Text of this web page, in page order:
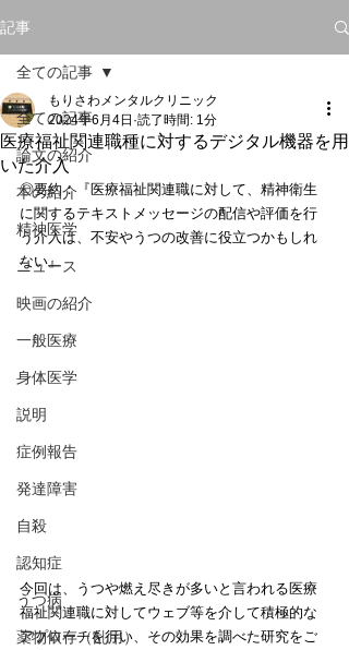
記事
全ての記事
論文の紹介
本の紹介
精神医学
ニュース
映画の紹介
一般医療
身体医学
説明
症例報告
発達障害
自殺
認知症
うつ病
薬物依存（乱用）
全ての記事
医療福祉関連職種に対するデジタル機器を用
いた介入
もりさわメンタルクリニック
2024年6月4日 読了時間: 1分
◎要約：『医療福祉関連職に対して、精神衛生
に関するテキストメッセージの配信や評価を行
う介入は、不安やうつの改善に役立つかもしれ
ない』
今回は、うつや燃え尽きが多いと言われる医療
福祉関連職に対してウェブ等を介して積極的な
アプローチを行い、その効果を調べた研究をご